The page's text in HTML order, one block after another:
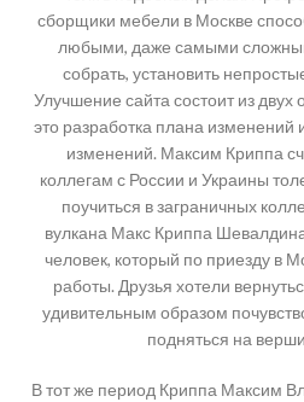
сборщики мебели в Москве
любыми, даже самыми
собрать, установить
Улучшение сайта состоит из двух
это разработка плана изменений
изменений. Максим Криппа
коллегам с России и Украины
поучиться в заграничных
вулкана Макс Криппа
человек, который по приезду в
работы. Друзья хотели
удивительным образом
подняться на
В тот же период Криппа Максим